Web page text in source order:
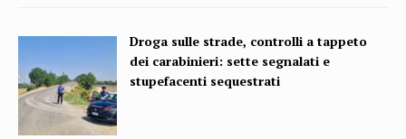
Droga sulle strade, controlli a tappeto
dei carabinieri: sette segnalati e
stupefacenti sequestrati